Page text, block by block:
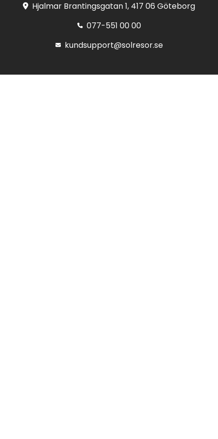
Hjalmar Brantingsgatan 1, 417 06 Göteborg
077-551 00 00
kundsupport@solresor.se